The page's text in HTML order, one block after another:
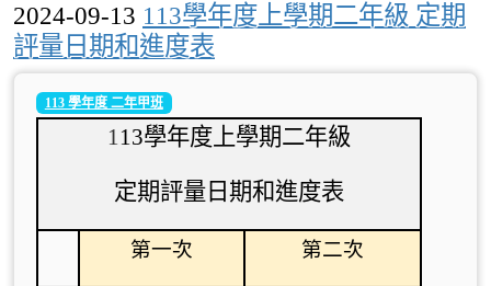
2024-09-13 113學年度上學期二年級 定期
評量日期和進度表
113 學年度 二年甲班
113學年度上學期二年級
定期評量日期和進度表
第一次 第二次